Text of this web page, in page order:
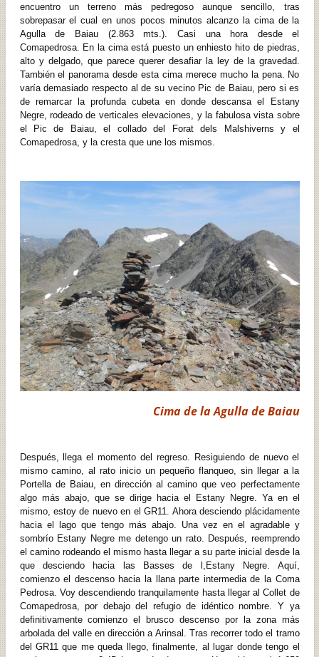
encuentro un terreno más pedregoso aunque sencillo, tras
sobrepasar el cual en unos pocos minutos alcanzo la cima de la
Agulla de Baiau (2.863 mts.). Casi una hora desde el
Comapedrosa. En la cima está puesto un enhiesto hito de piedras,
alto y delgado, que parece querer desafiar la ley de la gravedad.
También el panorama desde esta cima merece mucho la pena. No
varía demasiado respecto al de su vecino Pic de Baiau, pero si es
de remarcar la profunda cubeta en donde descansa el Estany
Negre, rodeado de verticales elevaciones, y la fabulosa vista sobre
el Pic de Baiau, el collado del Forat dels Malshiverns y el
Comapedrosa, y la cresta que une los mismos.
Cima de la Agulla de Baiau
Después, llega el momento del regreso. Resiguiendo de nuevo el
mismo camino, al rato inicio un pequeño flanqueo, sin llegar a la
Portella de Baiau, en dirección al camino que veo perfectamente
algo más abajo, que se dirige hacia el Estany Negre. Ya en el
mismo, estoy de nuevo en el GR11. Ahora desciendo plácidamente
hacia el lago que tengo más abajo. Una vez en el agradable y
sombrío Estany Negre me detengo un rato. Después, reemprendo
el camino rodeando el mismo hasta llegar a su parte inicial desde la
que desciendo hacia las Basses de l,Estany Negre. Aquí,
comienzo el descenso hacia la llana parte intermedia de la Coma
Pedrosa. Voy descendiendo tranquilamente hasta llegar al Collet de
Comapedrosa, por debajo del refugio de idéntico nombre. Y ya
definitivamente comienzo el brusco descenso por la zona más
arbolada del valle en dirección a Arinsal. Tras recorrer todo el tramo
del GR11 que me queda llego, finalmente, al lugar donde tengo el